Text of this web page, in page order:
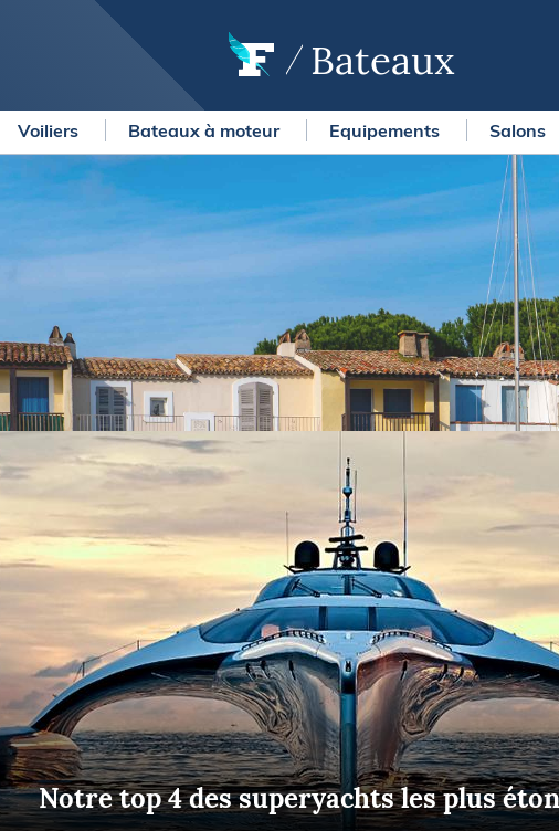
Bateaux
COURSES
Courses au large
Régates
Arkea Ultim Challenge
Route du Rhum - Destination
Guadeloupe
Transat Café l'Or
America's Cup
LOISIRS
Pêche en mer
Plongée
Glisse
LIFESTYLE
Shopping
Gastronomie
Blogs
SERVICES
Nos magazines
METEO CONSULT Marine
Briefings
FLASH INFO
Voiliers Bateaux à moteur Equipements Salons
Notre top 4 des superyachts les plus